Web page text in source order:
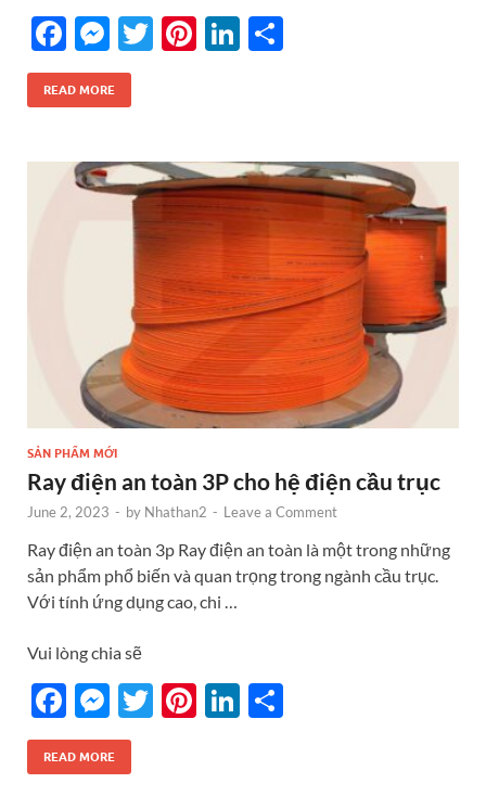
F
ac
e
o
M
es
se
g
er
T
Pi
t
Li
dI
n
READ MORE
SẢN PHẨM MỚI
Ray điện an toàn 3P cho hệ điện cầu trục
June 2, 2023 - by Nhathan2 - Leave a Comment
Ray điện an toàn 3p Ray điện an toàn là một trong những
sản phẩm phổ biến và quan trọng trong ngành cầu trục.
Với tính ứng dụng cao, chi …
Vui lòng chia sẽ
F
ac
e
M
es
se
T
Pi Li
READ MORE